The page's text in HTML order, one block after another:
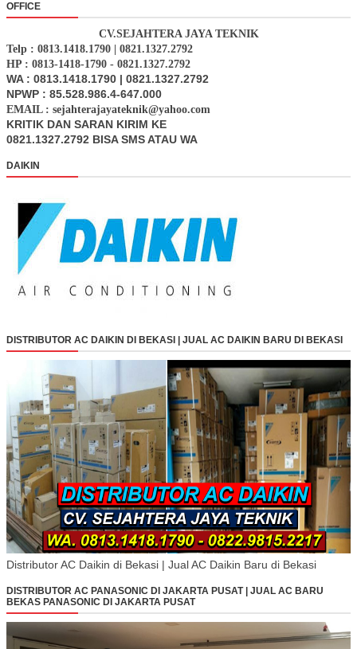
OFFICE
CV.SEJAHTERA JAYA TEKNIK
Telp : 0813.1418.1790 | 0821.1327.2792
HP : 0813-1418-1790 - 0821.1327.2792
WA : 0813.1418.1790 | 0821.1327.2792
NPWP : 85.528.986.4-647.000
EMAIL : sejahterajayateknik@yahoo.com
KRITIK DAN SARAN KIRIM KE
0821.1327.2792 BISA SMS ATAU WA
DAIKIN
DISTRIBUTOR AC DAIKIN DI BEKASI | JUAL AC DAIKIN BARU DI BEKASI
Distributor AC Daikin di Bekasi | Jual AC Daikin Baru di Bekasi
DISTRIBUTOR AC PANASONIC DI JAKARTA PUSAT | JUAL AC BARU
BEKAS PANASONIC DI JAKARTA PUSAT